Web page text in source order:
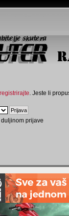
registrirajte . Jeste li
prijave